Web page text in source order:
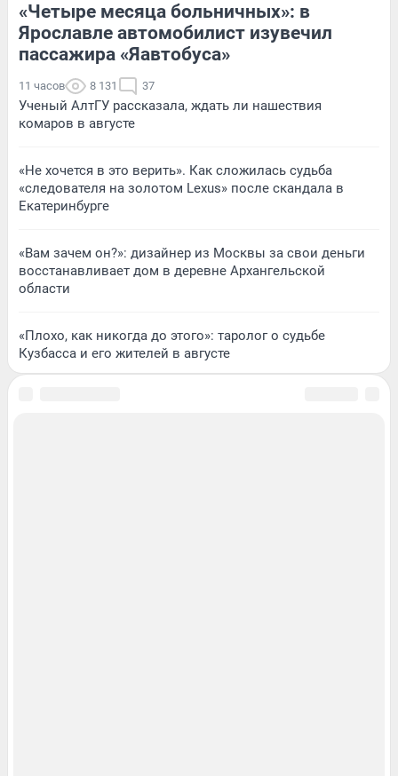
«Четыре месяца больничных»: в
Ярославле автомобилист изувечил
пассажира «Яавтобуса»
11 часов 8 131 37
Ученый АлтГУ рассказала, ждать ли нашествия
комаров в августе
«Не хочется в это верить». Как сложилась судьба
«следователя на золотом Lexus» после скандала в
Екатеринбурге
«Вам зачем он?»: дизайнер из Москвы за свои деньги
восстанавливает дом в деревне Архангельской
области
«Плохо, как никогда до этого»: таролог о судьбе
Кузбасса и его жителей в августе